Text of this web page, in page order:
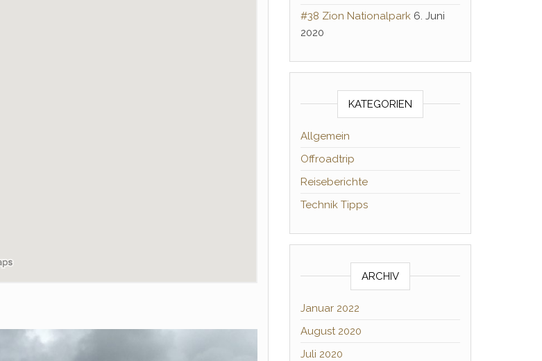
#38 Zion Nationalpark 6. Juni
2020
KATEGORIEN
Allgemein
Offroadtrip
Reiseberichte
Technik Tipps
ARCHIV
Januar 2022
August 2020
Juli 2020